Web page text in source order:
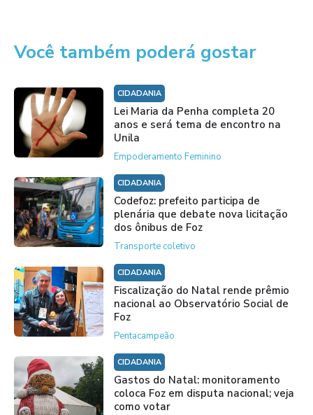
Você também poderá gostar
CIDADANIA
Lei Maria da Penha completa 20
anos e será tema de encontro na
Unila
Empoderamento Feminino
CIDADANIA
Codefoz: prefeito participa de
plenária que debate nova licitação
dos ônibus de Foz
Transporte coletivo
CIDADANIA
Fiscalização do Natal rende prêmio
nacional ao Observatório Social de
Foz
Pentacampeão
CIDADANIA
Gastos do Natal: monitoramento
coloca Foz em disputa nacional; veja
como votar